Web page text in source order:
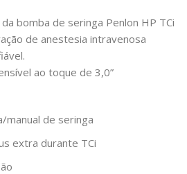
bomba de seringa Penlon HP TCi
de anestesia intravenosa
ao toque de 3,0”
manual de seringa
extra durante TCi